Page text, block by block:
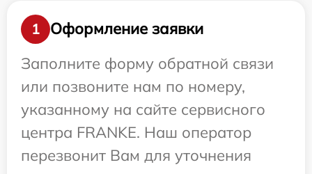
1
Оформление заявки
Заполните форму обратной связи
или позвоните нам по номеру,
указанному на сайте сервисного
центра FRANKE. Наш оператор
перезвонит Вам для уточнения